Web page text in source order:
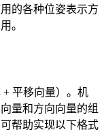
的各种位姿表示方
。
+ 平移向量）。机
量和方向向量的组
帮助实现以下格式